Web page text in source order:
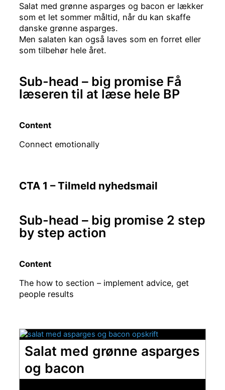
Salat med grønne asparges og bacon er lækker
som et let sommer måltid, når du kan skaffe
danske grønne asparges.
Men salaten kan også laves som en forret eller
som tilbehør hele året.
Sub-head – big promise Få
læseren til at læse hele BP
Content
Connect emotionally
CTA 1 – Tilmeld nyhedsmail
Sub-head – big promise 2 step
by step action
Content
The how to section – implement advice, get
people results
Salat med grønne asparges
og bacon